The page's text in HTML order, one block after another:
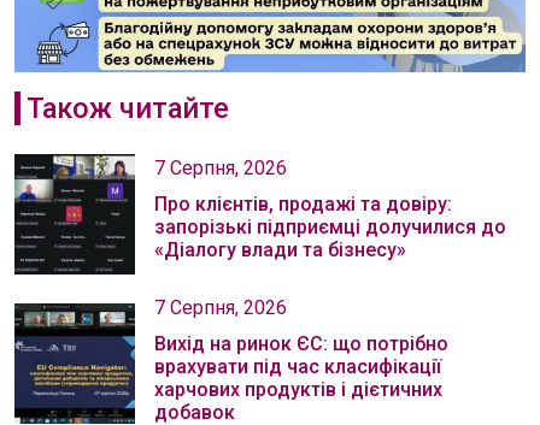
Також читайте
7 Серпня, 2026
Про клієнтів, продажі та довіру:
запорізькі підприємці долучилися до
«Діалогу влади та бізнесу»
7 Серпня, 2026
Вихід на ринок ЄС: що потрібно
врахувати під час класифікації
харчових продуктів і дієтичних
добавок